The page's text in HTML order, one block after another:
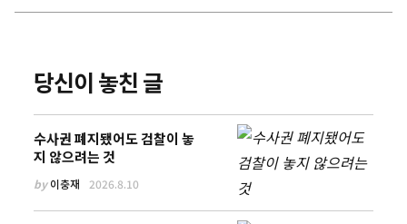
당신이 놓친 글
수사권 폐지됐어도 검찰이 놓
지 않으려는 것
by이충재 2026.8.10